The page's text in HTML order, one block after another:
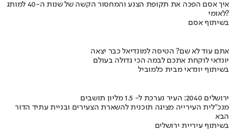
איך אסם הפכה את תקופת הצנע והמחסור הקשה של שנות ה-40 למותג
לאומי?
בשיתוף אסם
אתם עוד לא שם? הטיסה למונדיאל כבר יצאה
יונדאי לוקחת אתכם לבמה הכי גדולה בעולם
בשיתוף יונדאי מבית כלמוביל
ירושלים 2040: העיר נערכת ל- 1.5 מליון תושבים
מנכ"לית העירייה מציגה תוכנית להשארת הצעירים ובניית עתיד הדור
הבא
בשיתוף עיריית ירושלים